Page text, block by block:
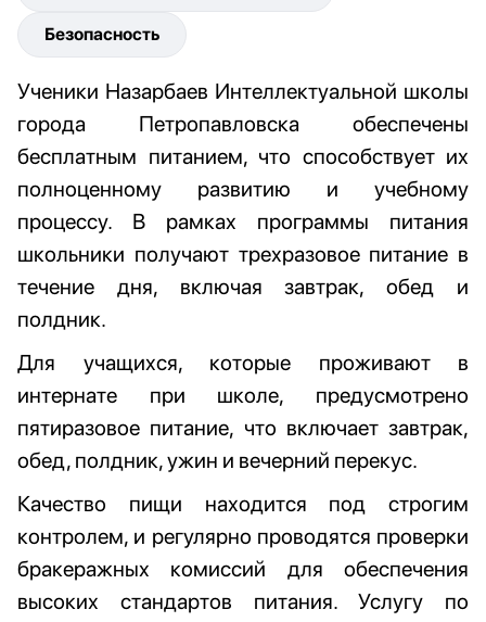
Безопасность
Ученики Назарбаев Интеллектуальной школы
города Петропавловска обеспечены
бесплатным питанием, что способствует их
полноценному развитию и учебному
процессу. В рамках программы питания
школьники получают трехразовое питание в
течение дня, включая завтрак, обед и
полдник.
Для учащихся, которые проживают в
интернате при школе, предусмотрено
пятиразовое питание, что включает завтрак,
обед, полдник, ужин и вечерний перекус.
Качество пищи находится под строгим
контролем, и регулярно проводятся проверки
бракеражных комиссий для обеспечения
высоких стандартов питания. Услугу по